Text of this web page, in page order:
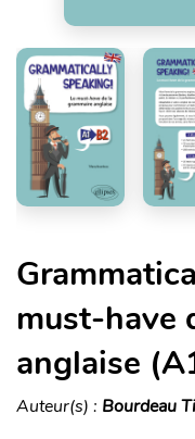
must-have
anglaise
Auteur(s) : Bourdeau